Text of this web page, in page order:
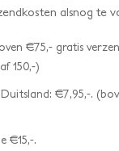
alsnog te
€75,- gratis
150,-)
€7,95,-.
€15,-.